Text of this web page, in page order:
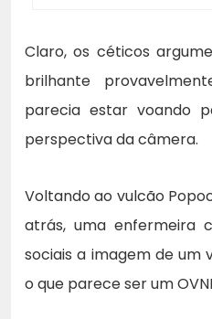
Claro, os céticos
brilhante
parecia estar voando
perspectiva da câmera.
Voltando ao vulcão
atrás, uma enfermeira
sociais a imagem de um
o que parece ser um